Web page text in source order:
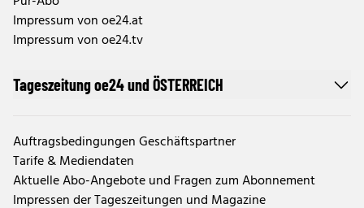
Impressum von oe24.at
Impressum von oe24.tv
Tageszeitung oe24 und ÖSTERREICH
Auftragsbedingungen Geschäftspartner
Tarife & Mediendaten
Aktuelle Abo-Angebote und Fragen zum Abonnement
Impressen der Tageszeitungen und Magazine